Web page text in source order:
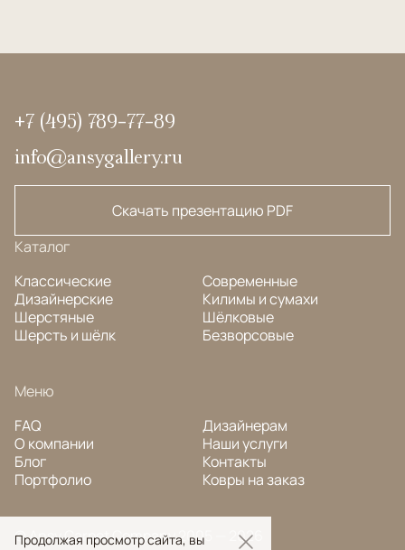
+7 (495) 789-77-89
info@ansygallery.ru
Скачать презентацию PDF
Каталог
Классические
Дизайнерские
Шерстяные
Шерсть и шёлк
Современные
Килимы и сумахи
Шёлковые
Безворсовые
Меню
FAQ
О компании
Блог
Портфолио
Дизайнерам
Наши услуги
Контакты
Ковры на заказ
© Ansy Carpet Company 2005 — 2026
Продолжая просмотр сайта, вы